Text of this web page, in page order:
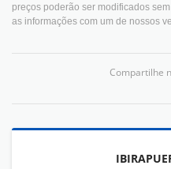
preços poderão ser modificados
as informações com um de nossos
Compartilhe